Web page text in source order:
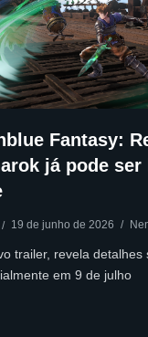
Fantasy:
já pode ser
19 de junho de 2026
trailer, revela detalhes
em 9 de julho